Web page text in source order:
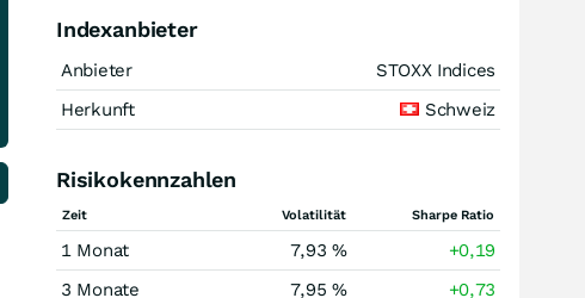
Indexanbieter
Anbieter
STOXX Indices
Herkunft
Schweiz
Risikokennzahlen
Zeit Volatilität Sharpe Ratio
1 Monat 7,93 %
+0,19
3 Monate
7,95 %
+0,73